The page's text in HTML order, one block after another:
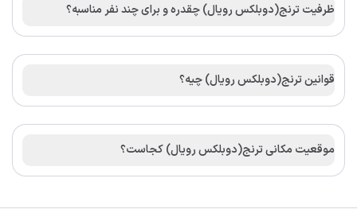
ظرفیت ترنج(دوبلکس رویال) چقدره و برای چند نفر مناسبه؟
قوانین ترنج(دوبلکس رویال) چیه؟
موقعیت مکانی ترنج(دوبلکس رویال) کجاست؟